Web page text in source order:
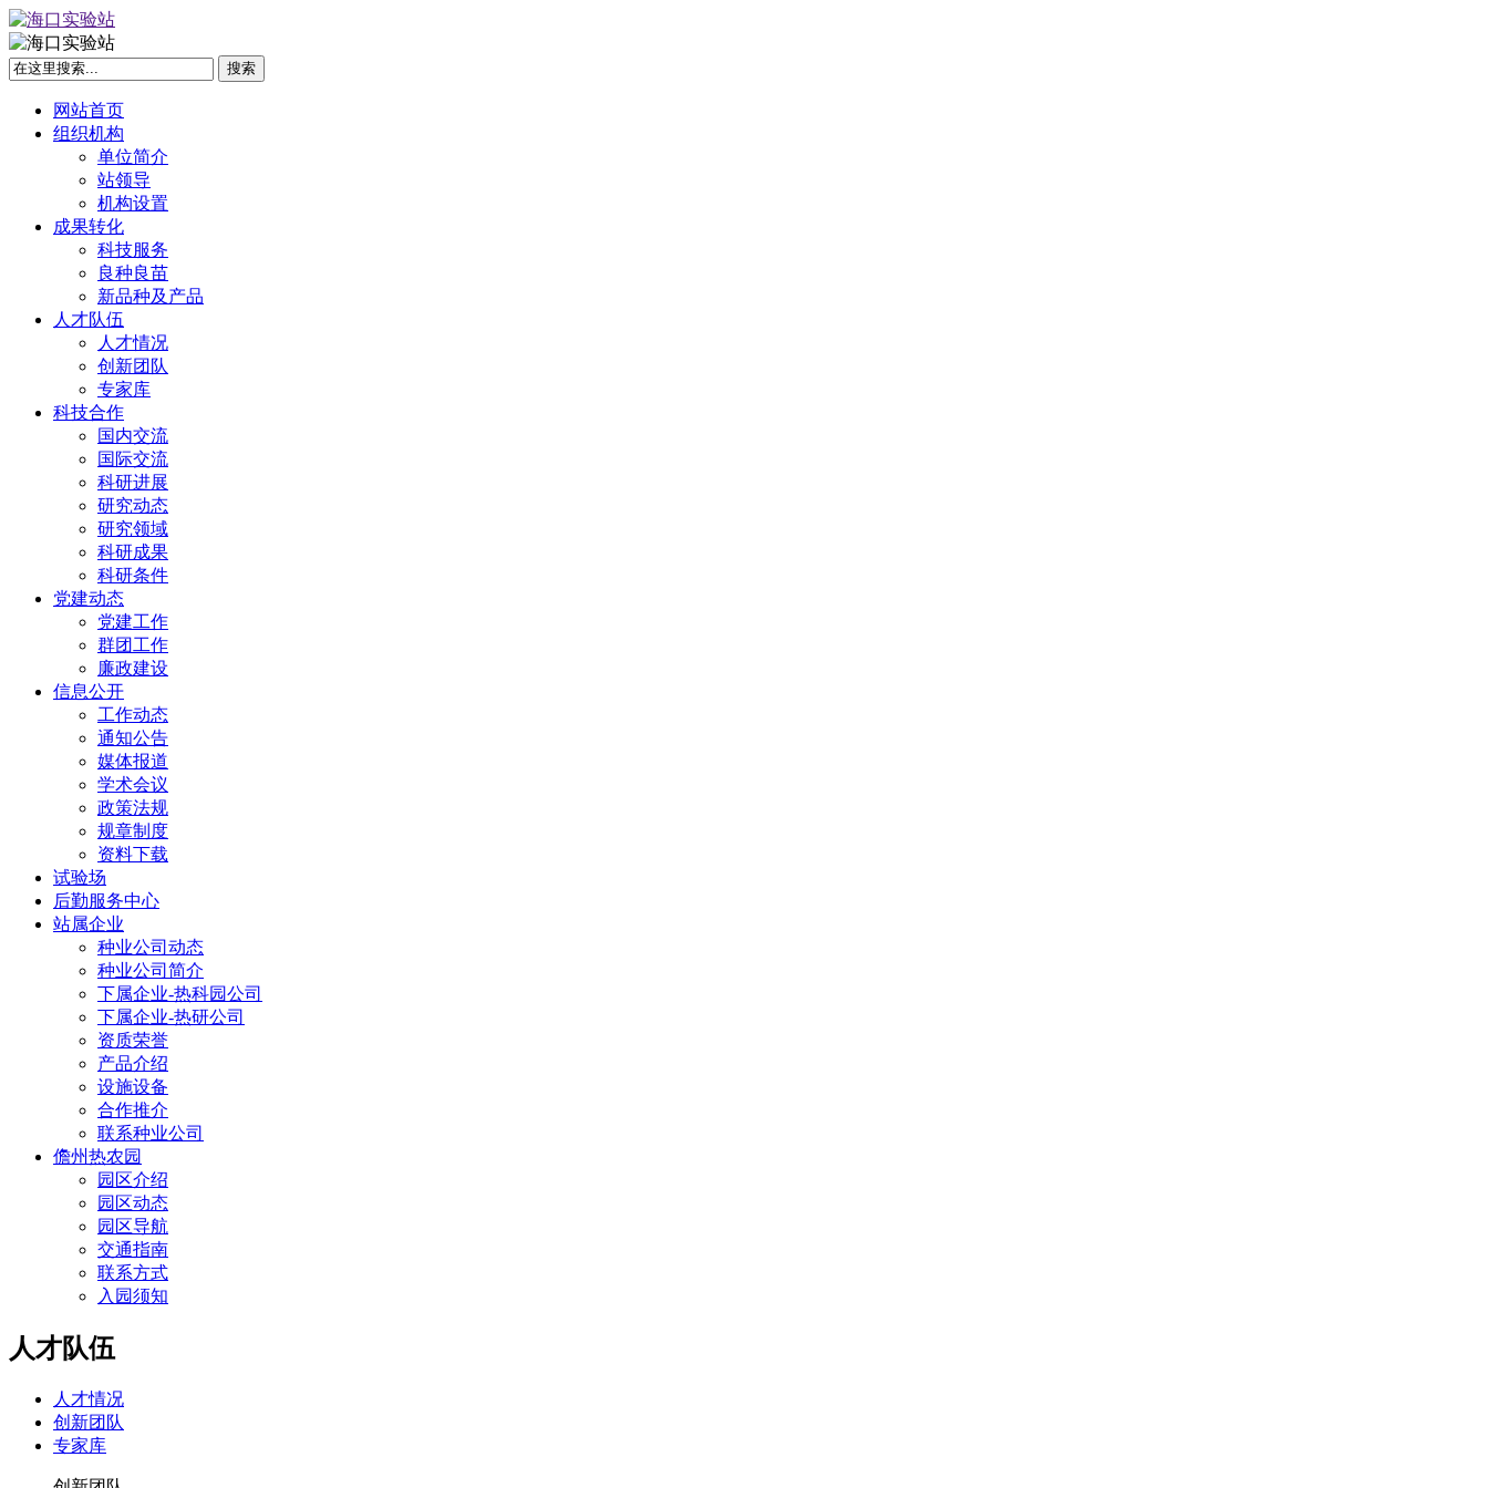
网站首页
组织机构
单位简介
站领导
机构设置
成果转化
科技服务
良种良苗
新品种及产品
人才队伍
人才情况
创新团队
专家库
科技合作
国内交流
国际交流
科研进展
研究动态
研究领域
科研成果
科研条件
党建动态
党建工作
群团工作
廉政建设
信息公开
工作动态
通知公告
媒体报道
学术会议
政策法规
规章制度
资料下载
试验场
后勤服务中心
站属企业
种业公司动态
种业公司简介
下属企业-热科园公司
下属企业-热研公司
资质荣誉
产品介绍
设施设备
合作推介
联系种业公司
儋州热农园
园区介绍
园区动态
园区导航
交通指南
联系方式
入园须知
人才队伍
人才情况
创新团队
专家库